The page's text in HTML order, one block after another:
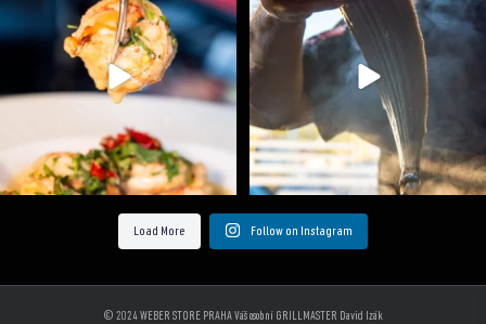
9 0
Load More Follow on Instagram
© 2024 WEBER STORE PRAHA Váš osobní GRILLMASTER David Izák